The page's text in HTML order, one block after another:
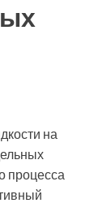
на
процесса